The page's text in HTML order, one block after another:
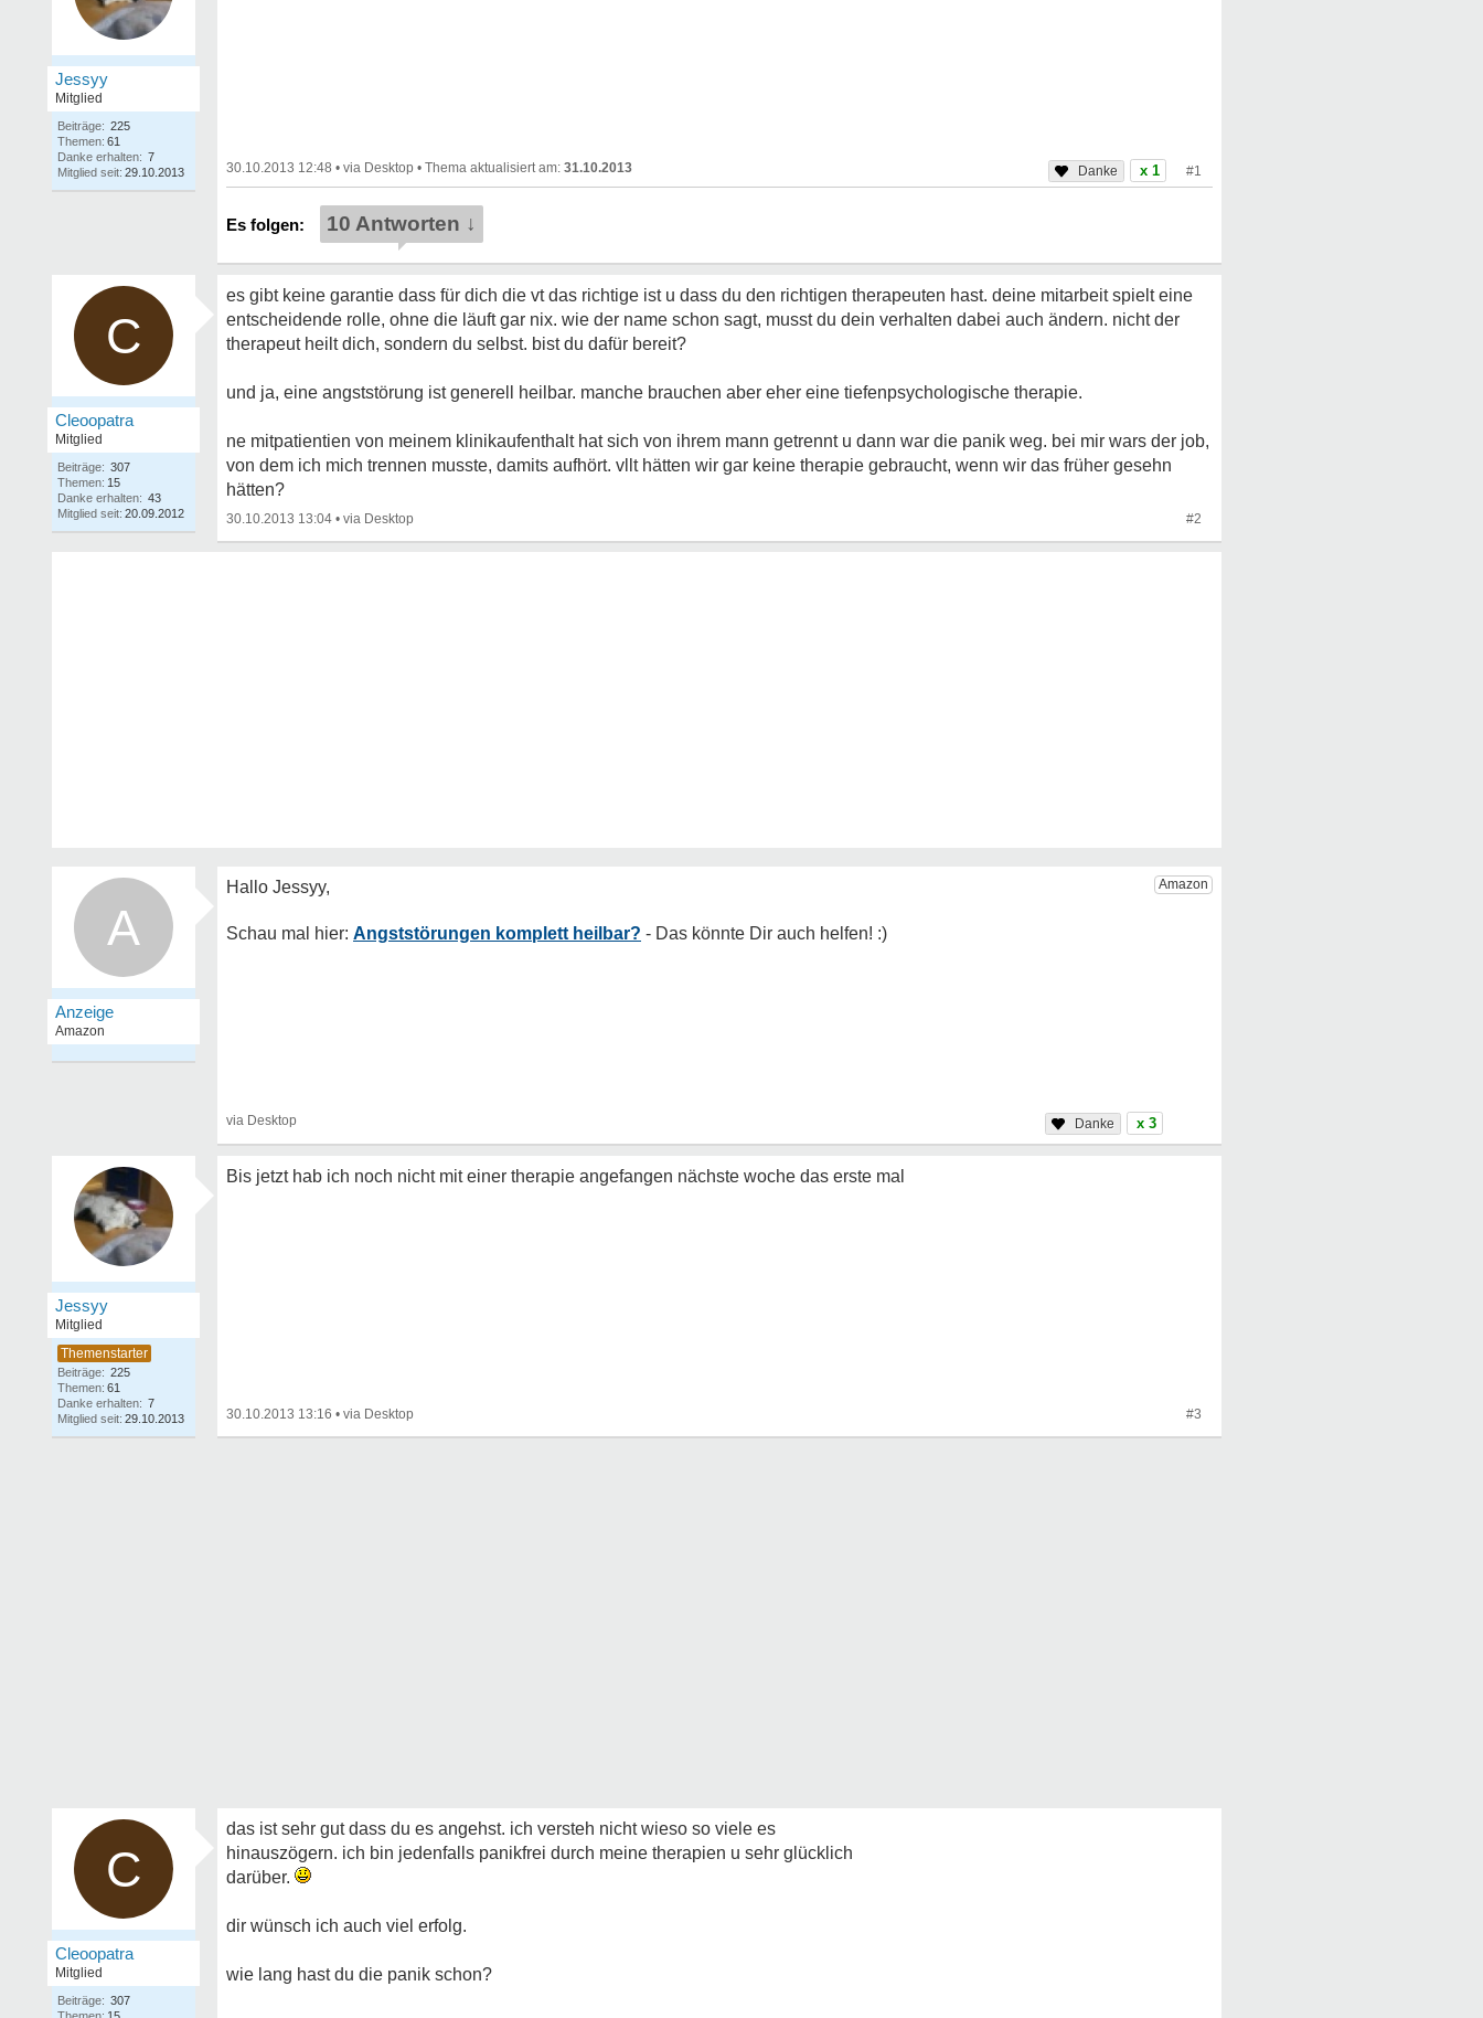
Jessyy
Mitglied
Beiträge: 225
Themen: 61
Danke erhalten: 7
Mitglied seit: 29.10.2013 30.10.2013 12:48 • • 31.10.2013 x 1 #1
10 Antworten ↓
C
Cleoopatra
Mitglied
Beiträge: 307
Themen: 15
Danke erhalten: 43
Mitglied seit: 20.09.2012
es gibt keine garantie dass für dich die vt das richtige ist u dass du den richtigen therapeuten hast. deine mitarbeit spielt eine
entscheidende rolle, ohne die läuft gar nix. wie der name schon sagt, musst du dein verhalten dabei auch ändern. nicht der
therapeut heilt dich, sondern du selbst. bist du dafür bereit?
und ja, eine angststörung ist generell heilbar. manche brauchen aber eher eine tiefenpsychologische therapie.
ne mitpatientien von meinem klinikaufenthalt hat sich von ihrem mann getrennt u dann war die panik weg. bei mir wars der job,
von dem ich mich trennen musste, damits aufhört. vllt hätten wir gar keine therapie gebraucht, wenn wir das früher gesehn
hätten?
30.10.2013 13:04 • #2
A Angststörungen komplett heilbar?
x 3
Jessyy
Mitglied
Beiträge: 225
Themen: 61
Danke erhalten: 7
Mitglied seit: 29.10.2013
Bis jetzt hab ich noch nicht mit einer therapie angefangen nächste woche das erste mal
30.10.2013 13:16 • #3
C
Cleoopatra
Mitglied
Beiträge: 307
das ist sehr gut dass du es angehst. ich versteh nicht wieso so viele es
hinauszögern. ich bin jedenfalls panikfrei durch meine therapien u sehr glücklich
darüber.
dir wünsch ich auch viel erfolg.
wie lang hast du die panik schon?